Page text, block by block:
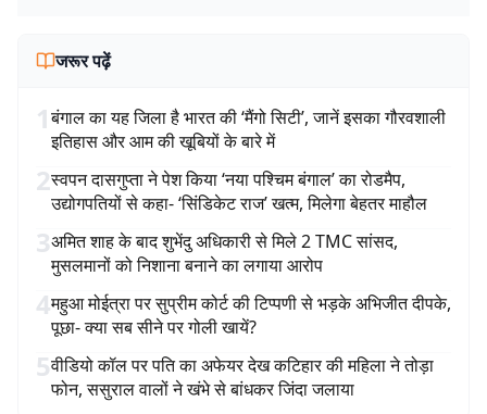
जरूर पढ़ें
1बंगाल का यह जिला है भारत की ‘मैंगो सिटी’, जानें इसका गौरवशाली
इतिहास और आम की खूबियों के बारे में
2स्वपन दासगुप्ता ने पेश किया ‘नया पश्चिम बंगाल’ का रोडमैप,
उद्योगपतियों से कहा- ‘सिंडिकेट राज’ खत्म, मिलेगा बेहतर माहौल
3अमित शाह के बाद शुभेंदु अधिकारी से मिले 2 TMC सांसद,
मुसलमानों को निशाना बनाने का लगाया आरोप
4महुआ मोईत्रा पर सुप्रीम कोर्ट की टिप्पणी से भड़के अभिजीत दीपके,
पूछा- क्या सब सीने पर गोली खायें?
5वीडियो कॉल पर पति का अफेयर देख कटिहार की महिला ने तोड़ा
फोन, ससुराल वालों ने खंभे से बांधकर जिंदा जलाया